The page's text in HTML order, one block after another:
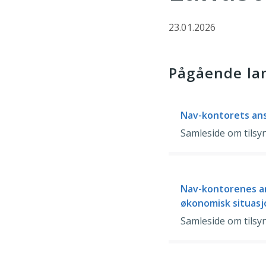
23.01.2026
Pågående
Nav-kontorets
Samleside om
Nav-kontorenes
økonomisk
Samleside om